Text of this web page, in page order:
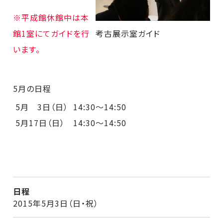
考古展示室ガイド
※平成館休館中は本
館1室にてガイドを行
います。
5月の日程
5月 3日（日）
5月17日（日）
14:30～14:50
14:30～14:50
日程
2015年5月3日（日・祝）